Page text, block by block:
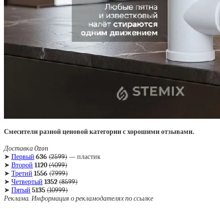
Смесители разной ценовой категории с хорошими отзывами.
Доставка Ozon
➤ Первый 636 (2599)— пластик
➤ Второй 1120(4099)
➤ Третий 1556 (7999)
➤ Четвертый 1352(8599)
➤ Пятый 5135(10999)
Реклама. Информация о рекламодателях по ссылке